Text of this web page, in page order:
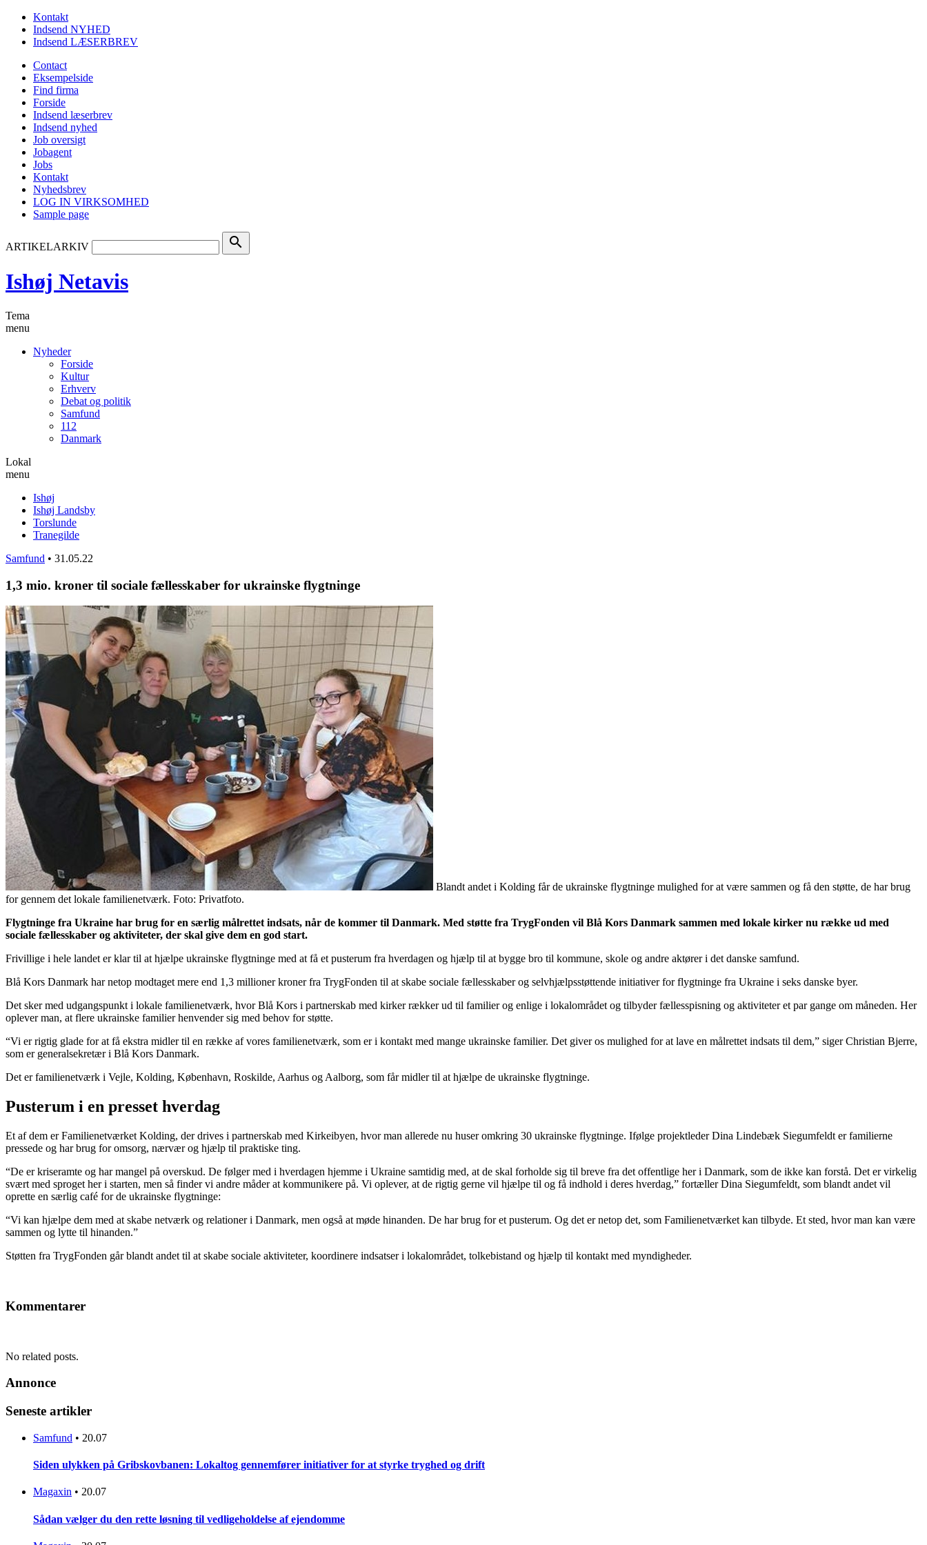
Kontakt
Indsend NYHED
Indsend LÆSERBREV
Contact
Eksempelside
Find firma
Forside
Indsend læserbrev
Indsend nyhed
Job oversigt
Jobagent
Jobs
Kontakt
Nyhedsbrev
LOG IN VIRKSOMHED
Sample page
ARTIKELARKIV search
Ishøj Netavis
Tema
menu
Nyheder
Forside
Kultur
Erhverv
Debat og politik
Samfund
112
Danmark
Lokal
menu
Ishøj
Ishøj Landsby
Torslunde
Tranegilde
Samfund • 31.05.22
1,3 mio. kroner til sociale fællesskaber for ukrainske flygtninge
Blandt andet i Kolding får de ukrainske flygtninge mulighed for at være sammen og få den støtte, de har brug
for gennem det lokale familienetværk. Foto: Privatfoto.
Flygtninge fra Ukraine har brug for en særlig målrettet indsats, når de kommer til Danmark. Med støtte fra TrygFonden vil Blå Kors Danmark sammen med lokale kirker nu række ud med
sociale fællesskaber og aktiviteter, der skal give dem en god start.
Frivillige i hele landet er klar til at hjælpe ukrainske flygtninge med at få et pusterum fra hverdagen og hjælp til at bygge bro til kommune, skole og andre aktører i det danske samfund.
Blå Kors Danmark har netop modtaget mere end 1,3 millioner kroner fra TrygFonden til at skabe sociale fællesskaber og selvhjælpsstøttende initiativer for flygtninge fra Ukraine i seks danske byer.
Det sker med udgangspunkt i lokale familienetværk, hvor Blå Kors i partnerskab med kirker rækker ud til familier og enlige i lokalområdet og tilbyder fællesspisning og aktiviteter et par gange om måneden. Her
oplever man, at flere ukrainske familier henvender sig med behov for støtte.
“Vi er rigtig glade for at få ekstra midler til en række af vores familienetværk, som er i kontakt med mange ukrainske familier. Det giver os mulighed for at lave en målrettet indsats til dem,” siger Christian Bjerre,
som er generalsekretær i Blå Kors Danmark.
Det er familienetværk i Vejle, Kolding, København, Roskilde, Aarhus og Aalborg, som får midler til at hjælpe de ukrainske flygtninge.
Pusterum i en presset hverdag
Et af dem er Familienetværket Kolding, der drives i partnerskab med Kirkeibyen, hvor man allerede nu huser omkring 30 ukrainske flygtninge. Ifølge projektleder Dina Lindebæk Siegumfeldt er familierne
pressede og har brug for omsorg, nærvær og hjælp til praktiske ting.
“De er kriseramte og har mangel på overskud. De følger med i hverdagen hjemme i Ukraine samtidig med, at de skal forholde sig til breve fra det offentlige her i Danmark, som de ikke kan forstå. Det er virkelig
svært med sproget her i starten, men så finder vi andre måder at kommunikere på. Vi oplever, at de rigtig gerne vil hjælpe til og få indhold i deres hverdag,” fortæller Dina Siegumfeldt, som blandt andet vil
oprette en særlig café for de ukrainske flygtninge:
“Vi kan hjælpe dem med at skabe netværk og relationer i Danmark, men også at møde hinanden. De har brug for et pusterum. Og det er netop det, som Familienetværket kan tilbyde. Et sted, hvor man kan være
sammen og lytte til hinanden.”
Støtten fra TrygFonden går blandt andet til at skabe sociale aktiviteter, koordinere indsatser i lokalområdet, tolkebistand og hjælp til kontakt med myndigheder.
Kommentarer
No related posts.
Annonce
Seneste artikler
Samfund • 20.07
Siden ulykken på Gribskovbanen: Lokaltog gennemfører initiativer for at styrke tryghed og drift
Magaxin • 20.07
Sådan vælger du den rette løsning til vedligeholdelse af ejendomme